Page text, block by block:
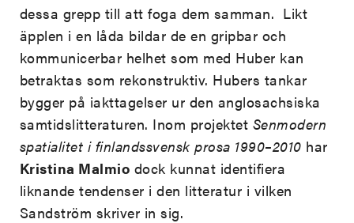
dessa grepp till att foga dem samman. Likt
äpplen i en låda bildar de en gripbar och
kommunicerbar helhet som med Huber kan
betraktas som rekonstruktiv. Hubers tankar
bygger på iakttagelser ur den anglosachsiska
samtidslitteraturen. Inom projektet Senmodern
spatialitet i finlandssvensk prosa 1990–2010 har
Kristina Malmio dock kunnat identifiera
liknande tendenser i den litteratur i vilken
Sandström skriver in sig.